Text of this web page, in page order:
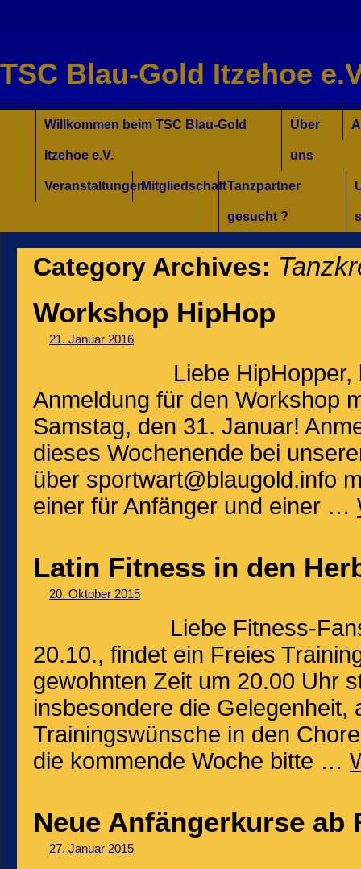
TSC Blau-Gold Itzehoe
Willkommen für Interessierte
Tanzkurse Aktuell
Unsere Trainer/innen
Turniersport
Jugend/Kinder
Willkommen beim TSC Blau-Gold
Itzehoe e.V.
Über
uns
VeranstaltungenMitgliedschaftTanzpartner
gesucht ?
Category Archives:
Workshop HipHop
21. Januar 2016
Liebe
Anmeldung für den Workshop
Samstag, den 31. Januar!
dieses Wochenende bei
über sportwart@blaugold.info
einer für Anfänger und einer …
Latin Fitness in den
20. Oktober 2015
Liebe Fitness-
20.10., findet ein Freies
gewohnten Zeit um 20.00 Uhr
insbesondere die Gelegenheit,
Trainingswünsche in den
die kommende Woche bitte …
Neue Anfängerkurse ab
27. Januar 2015